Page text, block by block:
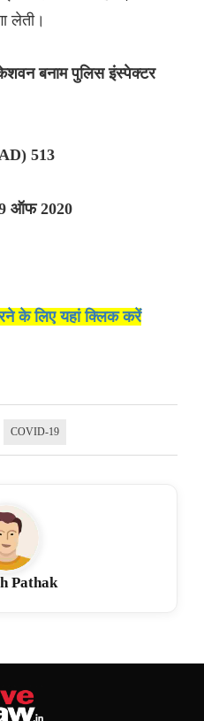
लेती।
बनाम पुलिस इंस्पेक्टर
513
ऑफ 2020
के लिए यहां क्लिक करें
COVID-19
Pathak